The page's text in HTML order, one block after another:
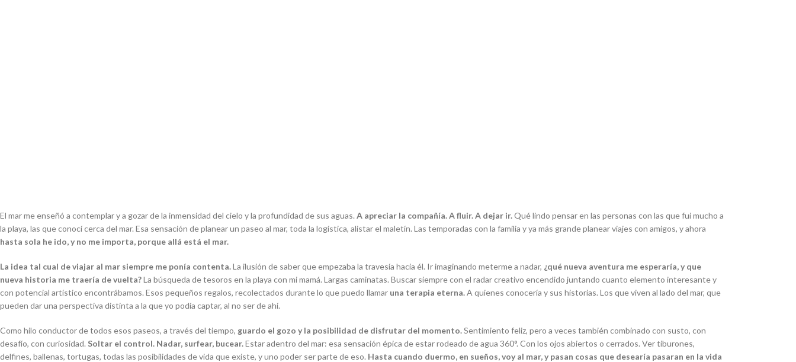
El mar me enseñó a contemplar y a gozar de la inmensidad del cielo y la profundidad de sus aguas. A apreciar la compañía. A fluir. A dejar ir.Qué lindo pensar en las personas con las que fui mucho a
la playa, las que conocí cerca del mar. Esa sensación de planear un paseo al mar, toda la logística, alistar el maletín. Las temporadas con la familia y ya más grande planear viajes con amigos, y ahora
hasta sola he ido, y no me importa, porque allá está el mar.
La idea tal cual de viajar al mar siempre me ponía contenta.La ilusión de saber que empezaba la travesía hacia él. Ir imaginando meterme a nadar, ¿qué nueva aventura me esperaría, y que
nueva historia me traería de vuelta?La búsqueda de tesoros en la playa con mi mamá. Largas caminatas. Buscar siempre con el radar creativo encendido juntando cuanto elemento interesante y
con potencial artístico encontrábamos. Esos pequeños regalos, recolectados durante lo que puedo llamar una terapia eterna.A quienes conocería y sus historias. Los que viven al lado del mar, que
pueden dar una perspectiva distinta a la que yo podía captar, al no ser de ahí.
Como hilo conductor de todos esos paseos, a través del tiempo, guardo el gozo y la posibilidad de disfrutar del momento.Sentimiento feliz, pero a veces también combinado con susto, con
desafío, con curiosidad. Soltar el control. Nadar, surfear, bucear.Estar adentro del mar: esa sensación épica de estar rodeado de agua 360°. Con los ojos abiertos o cerrados. Ver tiburones,
delfines, ballenas, tortugas, todas las posibilidades de vida que existe, y uno poder ser parte de eso. Hasta cuando duermo, en sueños, voy al mar, y pasan cosas que desearía pasaran en la vida